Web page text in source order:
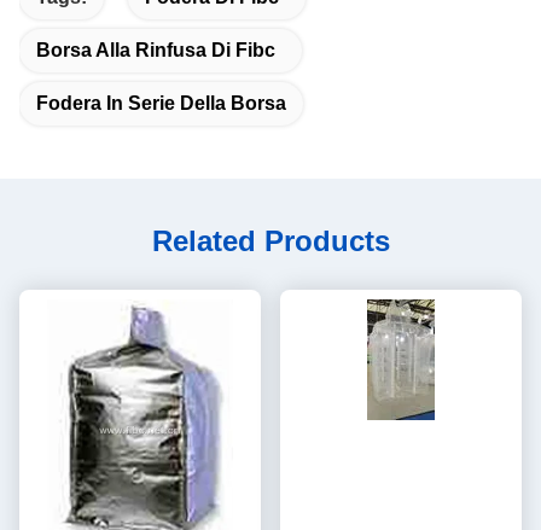
Borsa Alla Rinfusa Di Fibc
Fodera In Serie Della Borsa
Related Products